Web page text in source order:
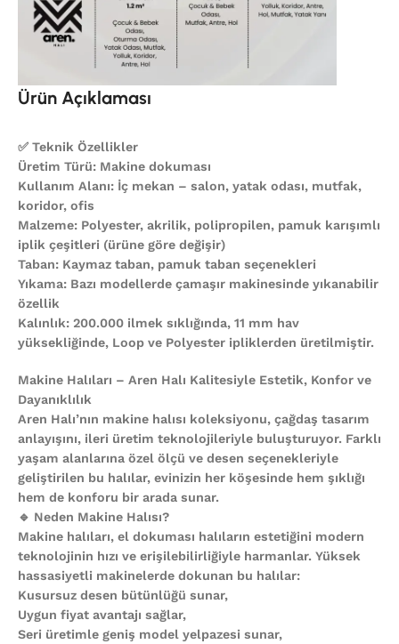
Ürün Açıklaması
✅ Teknik Özellikler
Üretim Türü: Makine dokuması
Kullanım Alanı: İç mekan – salon, yatak odası, mutfak,
koridor, ofis
Malzeme: Polyester, akrilik, polipropilen, pamuk karışımlı
iplik çeşitleri (ürüne göre değişir)
Taban: Kaymaz taban, pamuk taban seçenekleri
Yıkama: Bazı modellerde çamaşır makinesinde yıkanabilir
özellik
Kalınlık: 200.000 ilmek sıklığında, 11 mm hav
yüksekliğinde, Loop ve Polyester ipliklerden üretilmiştir.
Makine Halıları – Aren Halı Kalitesiyle Estetik, Konfor ve
Dayanıklılık
Aren Halı’nın makine halısı koleksiyonu, çağdaş tasarım
anlayışını, ileri üretim teknolojileriyle buluşturuyor. Farklı
yaşam alanlarına özel ölçü ve desen seçenekleriyle
geliştirilen bu halılar, evinizin her köşesinde hem şıklığı
hem de konforu bir arada sunar.
🔹 Neden Makine Halısı?
Makine halıları, el dokuması halıların estetiğini modern
teknolojinin hızı ve erişilebilirliğiyle harmanlar. Yüksek
hassasiyetli makinelerde dokunan bu halılar:
Kusursuz desen bütünlüğü sunar,
Uygun fiyat avantajı sağlar,
Seri üretimle geniş model yelpazesi sunar,